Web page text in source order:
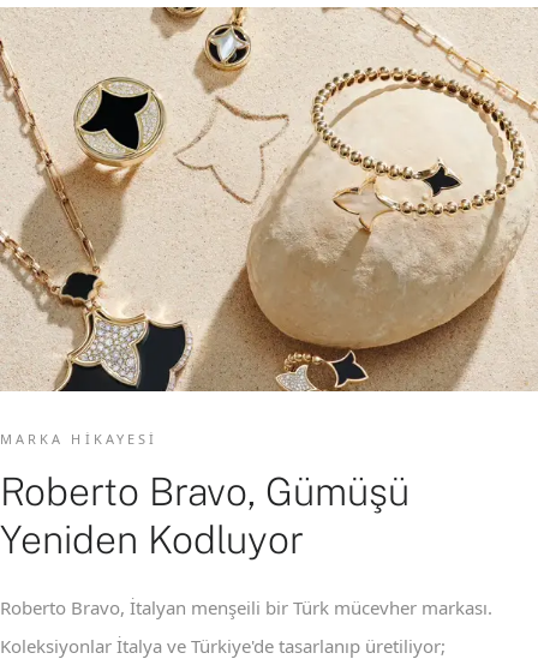
MARKA HIKAYESI
Roberto Bravo, Gümüşü
Yeniden Kodluyor
Roberto Bravo, İtalyan menşeili bir Türk mücevher markası.
Koleksiyonlar İtalya ve Türkiye'de tasarlanıp üretiliyor;